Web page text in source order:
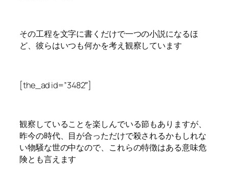
その工程を文字に書くだけで一つの小説になるほ
ど、彼らはいつも何かを考え観察しています
[the_ad id=”3482″]
観察していることを楽しんでいる節もありますが、
昨今の時代、目が合っただけで殺されるかもしれな
い物騒な世の中なので、これらの特徴はある意味危
険とも言えます